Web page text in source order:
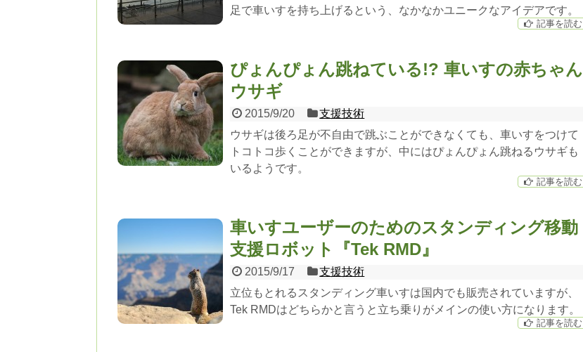
足で車いすを持ち上げるという、なかなかユニークなアイデアです。
記事を読む
ぴょんぴょん跳ねている!? 車いすの赤ちゃん
ウサギ
2015/9/20
支援技術
ウサギは後ろ足が不自由で跳ぶことができなくても、車いすをつけて
トコトコ歩くことができますが、中にはぴょんぴょん跳ねるウサギも
いるようです。
記事を読む
車いすユーザーのためのスタンディング移動
支援ロボット『Tek RMD』
2015/9/17
支援技術
立位もとれるスタンディング車いすは国内でも販売されていますが、
Tek RMDはどちらかと言うと立ち乗りがメインの使い方になります。
記事を読む